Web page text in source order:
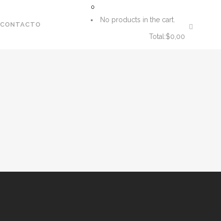
0
No products in the cart.
Total:$0,00
CONTACTO